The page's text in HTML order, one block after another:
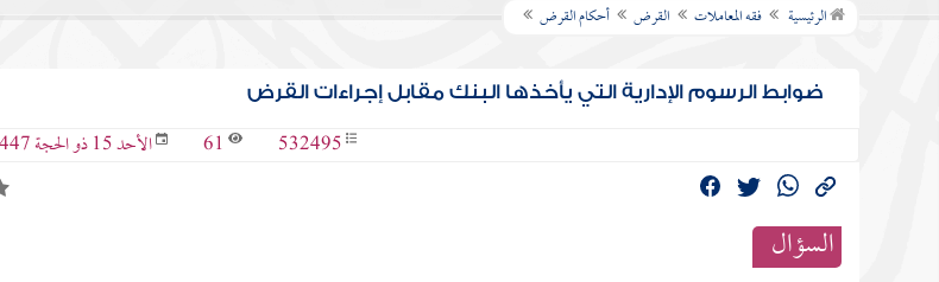
الرئيسية فقه المعاملات القرض أحكام القرض
ضوابط الرسوم الإدارية التي يأخذها البنك مقابل إجراءات القرض
532495
61 الأحد 15 ذو الحجة 1447 هـ - 31-5-2026 م
السؤال